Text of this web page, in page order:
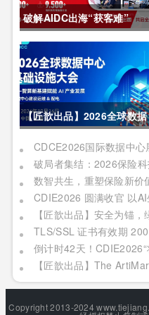
破解AIDC出海“获客难”
CDCE2026数据中心展
以“算电协同”重构全球算力
供应链
【匠歆出品】2026全球数据
中心基础设施大会首发｜院
士领衔，100+头部企业已确
认，500人齐聚上海
Copyright 2013-2024